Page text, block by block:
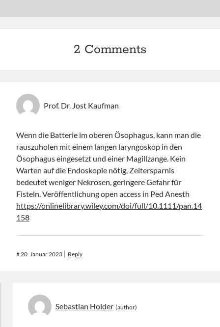
2 Comments
Prof. Dr. Jost Kaufman
Wenn die Batterie im oberen Ösophagus, kann man die
rauszuholen mit einem langen laryngoskop in den
Ösophagus eingesetzt und einer Magillzange. Kein
Warten auf die Endoskopie nötig, Zeitersparnis
bedeutet weniger Nekrosen, geringere Gefahr für
Fisteln. Veröffentlichung open access in Ped Anesth
https://onlinelibrary.wiley.com/doi/full/10.1111/pan.14
158
#20. Januar 2023 Reply
Sebastian Holder